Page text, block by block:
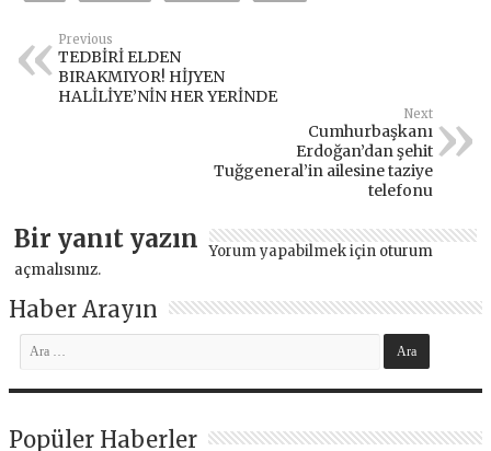
Previous
TEDBİRİ ELDEN
BIRAKMIYOR! HİJYEN
HALİLİYE’NİN HER YERİNDE
Next
Cumhurbaşkanı
Erdoğan’dan şehit
Tuğgeneral’in ailesine taziye
telefonu
Bir yanıt yazın Yorum yapabilmek için oturum
açmalısınız.
Haber Arayın
Popüler Haberler